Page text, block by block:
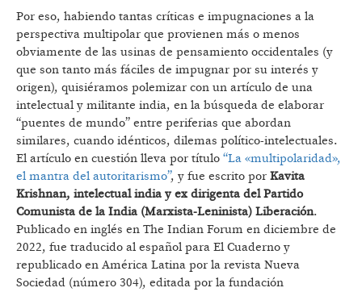
Por eso, habiendo tantas críticas e impugnaciones a la
perspectiva multipolar que provienen más o menos
obviamente de las usinas de pensamiento occidentales (y
que son tanto más fáciles de impugnar por su interés y
origen), quisiéramos polemizar con un artículo de una
intelectual y militante india, en la búsqueda de elaborar
“puentes de mundo” entre periferias que abordan
similares, cuando idénticos, dilemas político-intelectuales.
El artículo en cuestión lleva por título “La «multipolaridad»,
el mantra del autoritarismo”, y fue escrito por Kavita
Krishnan, intelectual india y ex dirigenta del Partido
Comunista de la India (Marxista-Leninista) Liberación.
Publicado en inglés en The Indian Forum en diciembre de
2022, fue traducido al español para El Cuaderno y
republicado en América Latina por la revista Nueva
Sociedad (número 304), editada por la fundación